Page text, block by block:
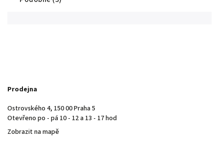
Prodejna
Ostrovského 4, 150 00 Praha 5
Otevřeno po - pá 10 - 12 a 13 - 17 hod
Zobrazit na mapě